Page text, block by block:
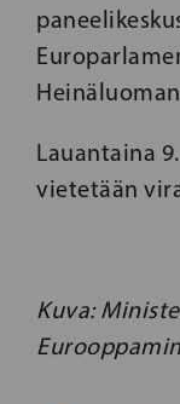
Lauantaina
vietetään
Kuva: